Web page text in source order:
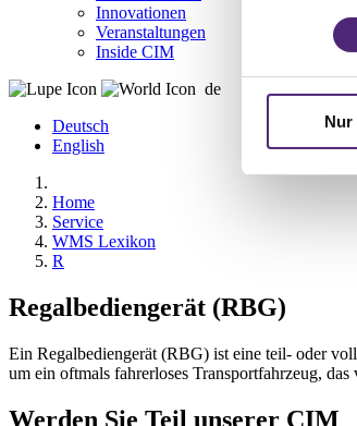
Nur
Innovationen
Veranstaltungen
Inside CIM
de
Deutsch
English
Home
Service
WMS Lexikon
R
Regalbediengerät (RBG)
Ein Regalbediengerät (RBG) ist eine teil- oder
um ein oftmals fahrerloses Transportfahrzeug,
Werden Sie Teil unserer CIM